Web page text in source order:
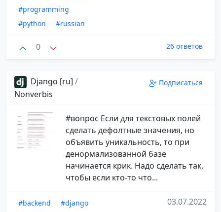
#programming
#python
#russian
0 26 ответов
Django [ru] /
Nonverbis
Подписаться
#вопрос Если для текстовых полей
сделать дефолтные значения, но
объявить уникальность, то при
денормализованной базе
начинается крик. Надо сделать так,
чтобы если кто-то что...
#backend
#django
03.07.2022